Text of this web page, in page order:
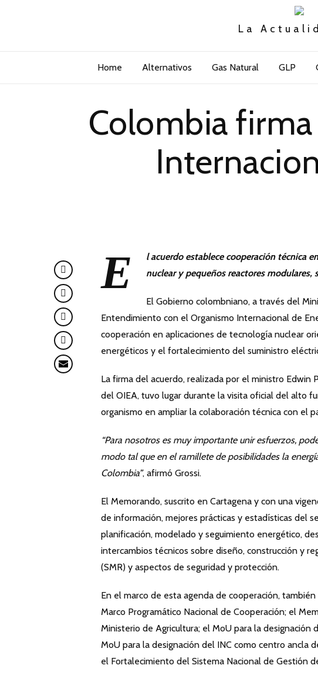
La
Home Alternativos Gas Natural GLP
Colombia
E
l acuerdo establece cooperación técnica
nuclear y pequeños reactores modulares,
El Gobierno colombniano, a través del
Entendimiento con el Organismo Internacional de
cooperación en aplicaciones de tecnología nuclear
energéticos y el fortalecimiento del suministro
La firma del acuerdo, realizada por el ministro Edwin
del OIEA, tuvo lugar durante la visita oficial del alto
organismo en ampliar la colaboración técnica con el
“Para nosotros es muy importante unir esfuerzos,
modo tal que en el ramillete de posibilidades la
Colombia”, afirmó Grossi.
El Memorando, suscrito en Cartagena y con una
de información, mejores prácticas y estadísticas del
planificación, modelado y seguimiento energético,
intercambios técnicos sobre diseño, construcción y
(SMR) y aspectos de seguridad y protección.
En el marco de esta agenda de cooperación,
Marco Programático Nacional de Cooperación; el
Ministerio de Agricultura; el MoU para la
MoU para la designación del INC como centro ancla
el Fortalecimiento del Sistema Nacional de Gestión